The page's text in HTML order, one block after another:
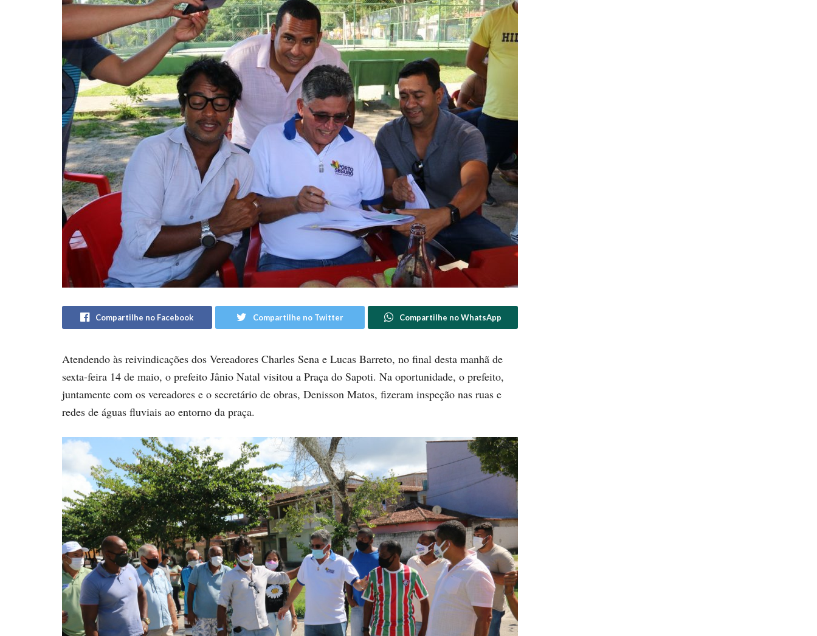
Compartilhe no Facebook Compartilhe no Twitter Compartilhe no WhatsApp
Atendendo às reivindicações dos Vereadores Charles Sena e Lucas Barreto, no final desta manhã de
sexta-feira 14 de maio, o prefeito Jânio Natal visitou a Praça do Sapoti. Na oportunidade, o prefeito,
juntamente com os vereadores e o secretário de obras, Denisson Matos, fizeram inspeção nas ruas e
redes de águas fluviais ao entorno da praça.